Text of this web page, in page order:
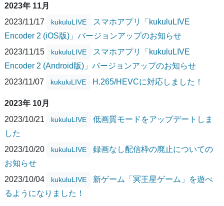
2023年 11月
2023/11/17
kukuluLIVE
スマホアプリ「kukuluLIVE
Encoder 2 (iOS版)」バージョンアップのお知らせ
2023/11/15
kukuluLIVE
スマホアプリ「kukuluLIVE
Encoder 2 (Android版)」バージョンアップのお知らせ
2023/11/07
kukuluLIVE H.265/HEVCに対応しました！
2023年 10月
2023/10/21
kukuluLIVE
低画質モードをアップデートしま
した
2023/10/20
kukuluLIVE
録画なし配信枠の廃止についての
お知らせ
2023/10/04
kukuluLIVE
新ゲーム「冥王星ゲーム」を遊べ
るようになりました！